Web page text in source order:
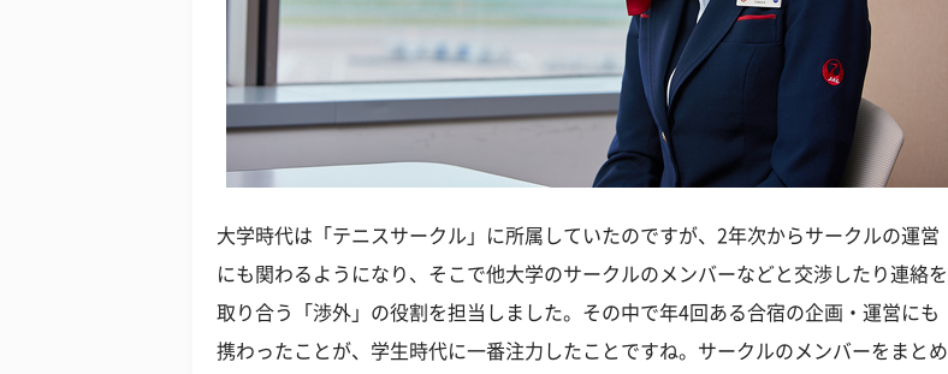
大学時代は「テニスサークル」に所属していたのですが、2年次からサークルの運営
にも関わるようになり、そこで他大学のサークルのメンバーなどと交渉したり連絡を
取り合う「渉外」の役割を担当しました。その中で年4回ある合宿の企画・運営にも
携わったことが、学生時代に一番注力したことですね。サークルのメンバーをまとめ